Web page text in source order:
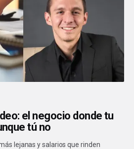
el negocio donde tu
tú no
lejanas y salarios que rinden